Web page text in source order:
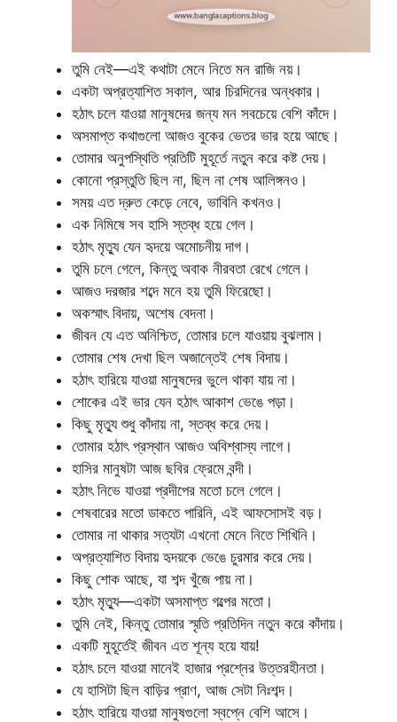
তুমি নেই—এই কথাটা মেনে নিতে মন রাজি নয়।
একটা অপ্রত্যাশিত সকাল, আর চিরদিনের অন্ধকার।
হঠাৎ চলে যাওয়া মানুষদের জন্য মন সবচেয়ে বেশি কাঁদে।
অসমাপ্ত কথাগুলো আজও বুকের ভেতর ভার হয়ে আছে।
তোমার অনুপস্থিতি প্রতিটি মুহূর্তে নতুন করে কষ্ট দেয়।
কোনো প্রস্তুতি ছিল না, ছিল না শেষ আলিঙ্গনও।
সময় এত দ্রুত কেড়ে নেবে, ভাবিনি কখনও।
এক নিমিষে সব হাসি স্তব্ধ হয়ে গেল।
হঠাৎ মৃত্যু যেন হৃদয়ে অমোচনীয় দাগ।
তুমি চলে গেলে, কিন্তু অবাক নীরবতা রেখে গেলে।
আজও দরজার শব্দে মনে হয় তুমি ফিরেছো।
অকস্মাৎ বিদায়, অশেষ বেদনা।
জীবন যে এত অনিশ্চিত, তোমার চলে যাওয়ায় বুঝলাম।
তোমার শেষ দেখা ছিল অজান্তেই শেষ বিদায়।
হঠাৎ হারিয়ে যাওয়া মানুষদের ভুলে থাকা যায় না।
শোকের এই ভার যেন হঠাৎ আকাশ ভেঙে পড়া।
কিছু মৃত্যু শুধু কাঁদায় না, স্তব্ধ করে দেয়।
তোমার হঠাৎ প্রস্থান আজও অবিশ্বাস্য লাগে।
হাসির মানুষটা আজ ছবির ফ্রেমে বন্দী।
হঠাৎ নিভে যাওয়া প্রদীপের মতো চলে গেলে।
শেষবারের মতো ডাকতে পারিনি, এই আফসোসই বড়।
তোমার না থাকার সত্যটা এখনো মেনে নিতে শিখিনি।
অপ্রত্যাশিত বিদায় হৃদয়কে ভেঙে চুরমার করে দেয়।
কিছু শোক আছে, যা শব্দ খুঁজে পায় না।
হঠাৎ মৃত্যু—একটা অসমাপ্ত গল্পের মতো।
তুমি নেই, কিন্তু তোমার স্মৃতি প্রতিদিন নতুন করে কাঁদায়।
একটি মুহূর্তেই জীবন এত শূন্য হয়ে যায়!
হঠাৎ চলে যাওয়া মানেই হাজার প্রশ্নের উত্তরহীনতা।
যে হাসিটা ছিল বাড়ির প্রাণ, আজ সেটা নিঃশব্দ।
হঠাৎ হারিয়ে যাওয়া মানুষগুলো স্বপ্নে বেশি আসে।